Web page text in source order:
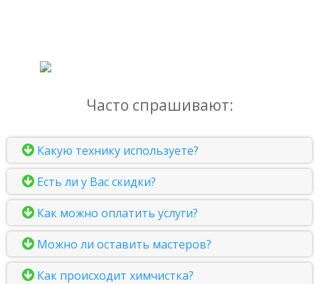
Часто спрашивают:
Какую технику используете?
Есть ли у Вас скидки?
Как можно оплатить услуги?
Можно ли оставить мастеров?
Как происходит химчистка?